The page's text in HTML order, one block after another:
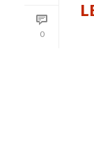
0